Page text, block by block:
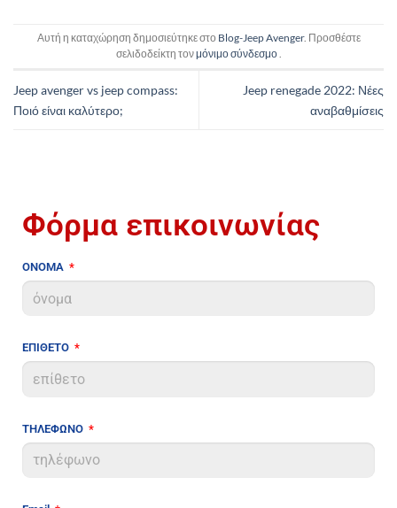
Αυτή η καταχώρηση δημοσιεύτηκε στο Blog-Jeep Avenger. Προσθέστε
σελιδοδείκτη τονμόνιμο σύνδεσμο.
Jeep avenger vs jeep compass:
Ποιό είναι καλύτερο;
Jeep renegade 2022: Νέες
αναβαθμίσεις
Φόρμα επικοινωνίας
ΟΝΟΜΑ
ΕΠΙΘΕΤΟ
ΤΗΛΕΦΩΝΟ